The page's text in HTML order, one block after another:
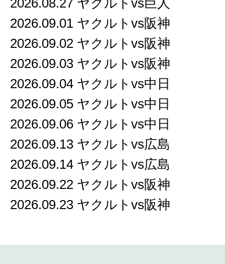
2026.08.27 ヤクルトvs巨人
2026.09.01 ヤクルトvs阪神
2026.09.02 ヤクルトvs阪神
2026.09.03 ヤクルトvs阪神
2026.09.04 ヤクルトvs中日
2026.09.05 ヤクルトvs中日
2026.09.06 ヤクルトvs中日
2026.09.13 ヤクルトvs広島
2026.09.14 ヤクルトvs広島
2026.09.22 ヤクルトvs阪神
2026.09.23 ヤクルトvs阪神